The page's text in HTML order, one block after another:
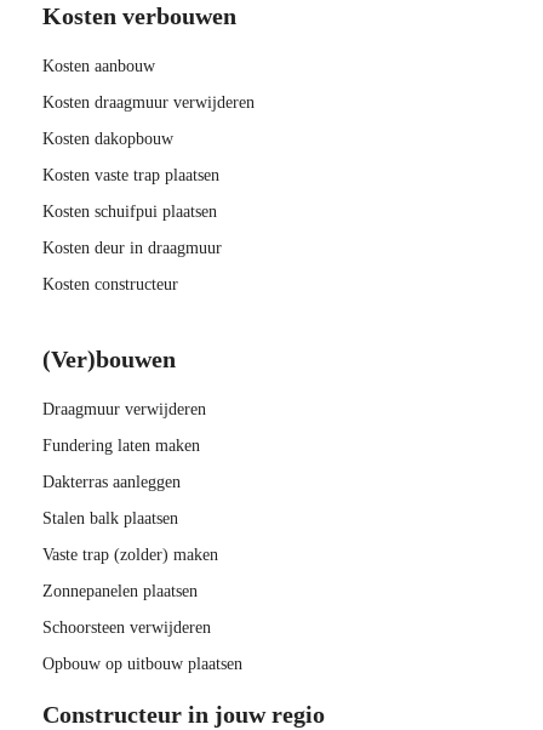
Kosten verbouwen
Kosten aanbouw
Kosten draagmuur verwijderen
Kosten dakopbouw
Kosten vaste trap plaatsen
Kosten schuifpui plaatsen
Kosten deur in draagmuur
Kosten constructeur
(Ver)bouwen
Draagmuur verwijderen
Fundering laten maken
Dakterras aanleggen
Stalen balk plaatsen
Vaste trap (zolder) maken
Zonnepanelen plaatsen
Schoorsteen verwijderen
Opbouw op uitbouw plaatsen
Constructeur in jouw regio